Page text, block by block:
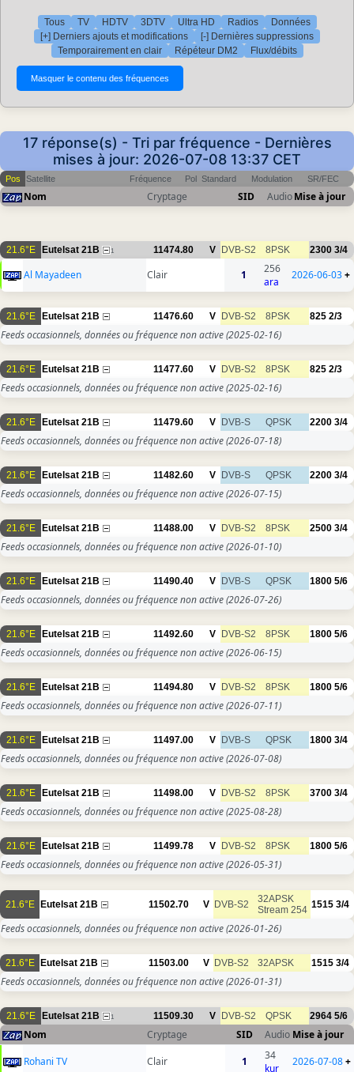
Tous TV HDTV 3DTV Ultra HD Radios
Données
[+] Derniers ajouts et modifications
[-] Dernières suppressions
Temporairement en clair
Répéteur DM2 Flux/débits
17 réponse(s) - Tri par fréquence - Dernières
mises à jour: 2026-07-08 13:37 CET
Pos Satellite Fréquence Pol Standard Modulation SR/FEC
Nom Cryptage SID AudioMise à jour
21.6°E Eutelsat 21B 1 11474.80 V DVB-S2 8PSK 2300 3/4
Al Mayadeen Clair 1
256
ara
2026-06-03+
21.6°E Eutelsat 21B 11476.60 V DVB-S2 8PSK 825 2/3
Feeds occasionnels, données ou fréquence non active(2025-02-16)
21.6°E Eutelsat 21B 11477.60 V DVB-S2 8PSK 825 2/3
Feeds occasionnels, données ou fréquence non active(2025-02-16)
21.6°E Eutelsat 21B 11479.60 V DVB-S QPSK 2200 3/4
Feeds occasionnels, données ou fréquence non active(2026-07-18)
21.6°E Eutelsat 21B 11482.60 V DVB-S QPSK 2200 3/4
Feeds occasionnels, données ou fréquence non active(2026-07-15)
21.6°E Eutelsat 21B 11488.00 V DVB-S2 8PSK 2500 3/4
Feeds occasionnels, données ou fréquence non active(2026-01-10)
21.6°E Eutelsat 21B 11490.40 V DVB-S QPSK 1800 5/6
Feeds occasionnels, données ou fréquence non active(2026-07-26)
21.6°E Eutelsat 21B 11492.60 V DVB-S2 8PSK 1800 5/6
Feeds occasionnels, données ou fréquence non active(2026-06-15)
21.6°E Eutelsat 21B 11494.80 V DVB-S2 8PSK 1800 5/6
Feeds occasionnels, données ou fréquence non active(2026-07-11)
21.6°E Eutelsat 21B 11497.00 V DVB-S QPSK 1800 3/4
Feeds occasionnels, données ou fréquence non active(2026-07-08)
21.6°E Eutelsat 21B 11498.00 V DVB-S2 8PSK 3700 3/4
Feeds occasionnels, données ou fréquence non active(2025-08-28)
21.6°E Eutelsat 21B 11499.78 V DVB-S2 8PSK 1800 5/6
Feeds occasionnels, données ou fréquence non active(2026-05-31)
21.6°E Eutelsat 21B 11502.70 V DVB-S2
32APSK
Stream 254 1515 3/4
Feeds occasionnels, données ou fréquence non active(2026-01-26)
21.6°E Eutelsat 21B 11503.00 V DVB-S2 32APSK 1515 3/4
Feeds occasionnels, données ou fréquence non active(2026-01-31)
21.6°E Eutelsat 21B 1 11509.30 V DVB-S2 QPSK 2964 5/6
Nom Cryptage SID Audio Mise à jour
Rohani TV
Clair 1
34
kur
2026-07-08+